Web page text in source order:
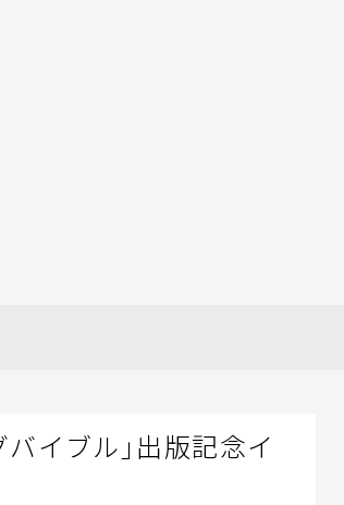
イブル」出版記念イ